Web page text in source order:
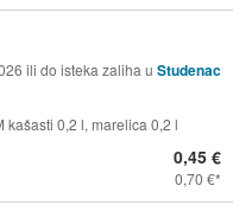
ili do isteka zaliha u Studenac
kašasti 0,2 l, marelica 0,2 l
0,45 €
0,70 €